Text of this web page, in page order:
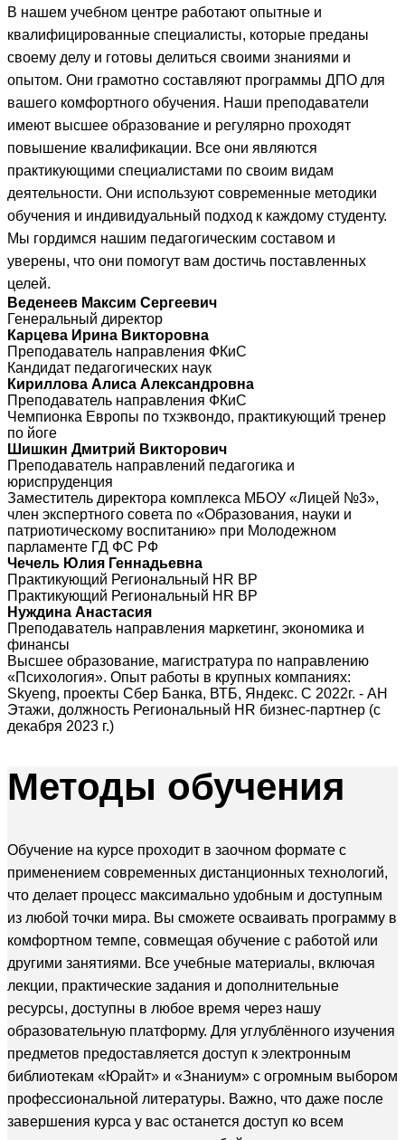
В нашем учебном центре работают опытные и
квалифицированные специалисты, которые преданы
своему делу и готовы делиться своими знаниями и
опытом. Они грамотно составляют программы ДПО для
вашего комфортного обучения. Наши преподаватели
имеют высшее образование и регулярно проходят
повышение квалификации. Все они являются
практикующими специалистами по своим видам
деятельности. Они используют современные методики
обучения и индивидуальный подход к каждому студенту.
Мы гордимся нашим педагогическим составом и
уверены, что они помогут вам достичь поставленных
целей.
Веденеев Максим Сергеевич
Генеральный директор
Карцева Ирина Викторовна
Преподаватель направления ФКиС
Кандидат педагогических наук
Кириллова Алиса Александровна
Преподаватель направления ФКиС
Чемпионка Европы по тхэквондо, практикующий тренер
по йоге
Шишкин Дмитрий Викторович
Преподаватель направлений педагогика и
юриспруденция
Заместитель директора комплекса МБОУ «Лицей №3»,
член экспертного совета по «Образования, науки и
патриотическому воспитанию» при Молодежном
парламенте ГД ФС РФ
Чечель Юлия Геннадьевна
Практикующий Региональный HR BP
Практикующий Региональный HR BP
Нуждина Анастасия
Преподаватель направления маркетинг, экономика и
финансы
Высшее образование, магистратура по направлению
«Психология». Опыт работы в крупных компаниях:
Skyeng, проекты Сбер Банка, ВТБ, Яндекс. С 2022г. - АН
Этажи, должность Региональный HR бизнес-партнер (с
декабря 2023 г.)
Методы обучения
Обучение на курсе проходит в заочном формате с
применением современных дистанционных технологий,
что делает процесс максимально удобным и доступным
из любой точки мира. Вы сможете осваивать программу в
комфортном темпе, совмещая обучение с работой или
другими занятиями. Все учебные материалы, включая
лекции, практические задания и дополнительные
ресурсы, доступны в любое время через нашу
образовательную платформу. Для углублённого изучения
предметов предоставляется доступ к электронным
библиотекам «Юрайт» и «Знаниум» с огромным выбором
профессиональной литературы. Важно, что даже после
завершения курса у вас останется доступ ко всем